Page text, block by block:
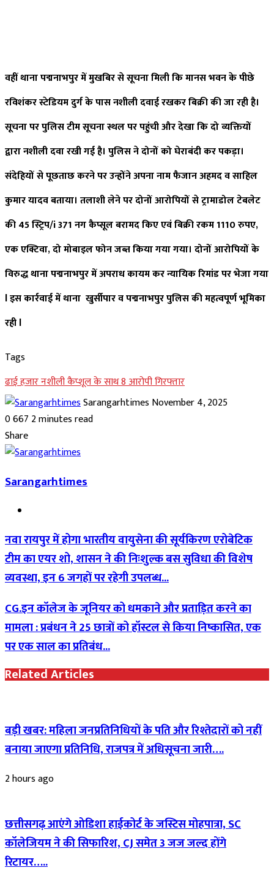
वहीं थाना पद्मनाभपुर में मुखबिर से सूचना मिली कि मानस भवन के पीछे
रविशंकर स्टेडियम दुर्ग के पास नशीली दवाई रखकर बिक्री की जा रही है।
सूचना पर पुलिस टीम सूचना स्थल पर पहुंची और देखा कि दो व्यक्तियों
द्वारा नशीली दवा रखी गई है। पुलिस ने दोनों को घेराबंदी कर पकड़ा।
संदेहियों से पूछताछ करने पर उन्होंने अपना नाम फैजान अहमद व साहिल
कुमार यादव बताया। तलाशी लेने पर दोनों आरोपियों से ट्रामाडोल टेबलेट
की 45 स्ट्रिप/i 371 नग कैप्सूल बरामद किए एवं बिक्री रकम 1110 रुपए,
एक एक्टिवा, दो मोबाइल फोन जब्त किया गया गया। दोनों आरोपियों के
विरुद्ध थाना पद्मनाभपुर में अपराध कायम कर न्यायिक रिमांड पर भेजा गया
l इस कार्रवाई में थाना खुर्सीपार व पद्मनाभपुर पुलिस की महत्वपूर्ण भूमिका
रही l
Tags
ढाई हजार नशीली कैप्शूल के साथ 8 आरोपी गिरफ्तार
Sarangarhtimes Send
November 4, 2025
0667 2 minutes read
Facebook
Twitter
LinkedIn
Pinterest
Messenger
Messenger
WhatsApp
Telegram
Share
Facebook
Twitter
LinkedIn
Pinterest
Messenger
Messenger
WhatsApp
Telegram
Share
Email
Print
Sarangarhtimes
नवा रायपुर में होगा भारतीय वायुसेना की सूर्यकिरण एरोबेटिक
टीम का एयर शो, शासन ने की निःशुल्क बस सुविधा की विशेष
व्यवस्था, इन 6 जगहों पर रहेगी उपलब्ध...
CG.इन कॉलेज के जूनियर को धमकाने और प्रताड़ित करने का
मामला : प्रबंधन ने 25 छात्रों को हॉस्टल से किया निष्कासित, एक
पर एक साल का प्रतिबंध...
Related Articles
बड़ी खबर: महिला जनप्रतिनिधियों के पति और रिश्तेदारों को नहीं
बनाया जाएगा प्रतिनिधि, राजपत्र में अधिसूचना जारी….
2 hours ago
छत्तीसगढ़ आएंगे ओडिशा हाईकोर्ट के जस्टिस मोहपात्रा, SC
कॉलेजियम ने की सिफारिश, CJ समेत 3 जज जल्द होंगे
रिटायर…..